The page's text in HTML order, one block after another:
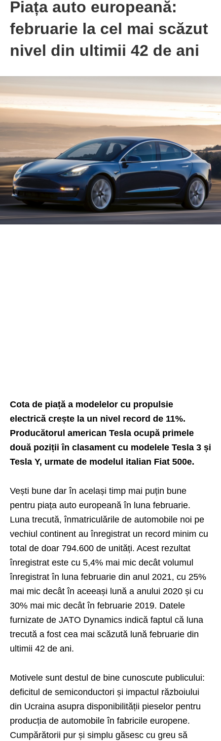
Piața auto europeană:
februarie la cel mai scăzut
nivel din ultimii 42 de ani
Cota de piață a modelelor cu propulsie
electrică crește la un nivel record de 11%.
Producătorul american Tesla ocupă primele
două poziții în clasament cu modelele Tesla 3 și
Tesla Y, urmate de modelul italian Fiat 500e.
Vești bune dar în același timp mai puțin bune
pentru piața auto europeană în luna februarie.
Luna trecută, înmatriculările de automobile noi pe
vechiul continent au înregistrat un record minim cu
total de doar 794.600 de unități. Acest rezultat
înregistrat este cu 5,4% mai mic decât volumul
înregistrat în luna februarie din anul 2021, cu 25%
mai mic decât în ​​aceeași lună a anului 2020 și cu
30% mai mic decât în ​​februarie 2019. Datele
furnizate de JATO Dynamics indică faptul că luna
trecută a fost cea mai scăzută lună februarie din
ultimii 42 de ani.
Motivele sunt destul de bine cunoscute publicului:
deficitul de semiconductori și impactul războiului
din Ucraina asupra disponibilității pieselor pentru
producția de automobile în fabricile europene.
Cumpărătorii pur și simplu găsesc cu greu să